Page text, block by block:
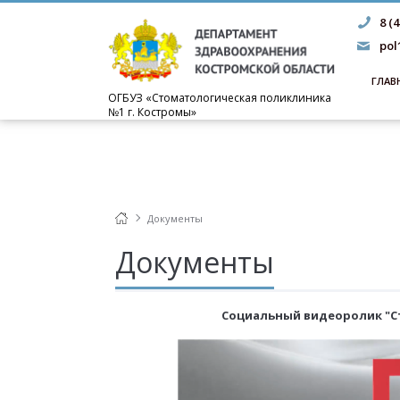
ОГБУЗ «Стоматологическая поликлиника
№1 г. Костромы»
8
Документы
Документы
Cоциальный видеоролик